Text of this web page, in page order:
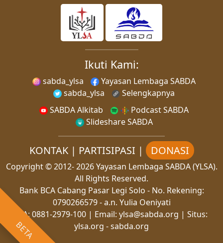
BETA
Ikuti Kami:
sabda_ylsa
Yayasan Lembaga SABDA
sabda_ylsa
Selengkapnya
SABDA Alkitab
Podcast SABDA
Slideshare SABDA
KONTAK| PARTISIPASI | DONASI
Copyright© 2012-2026Yayasan Lembaga SABDA (YLSA).
All Rights Reserved.
Bank BCA Cabang Pasar Legi Solo - No. Rekening:
0790266579 - a.n. Yulia Oeniyati
WA: 0881-2979-100| Email: ylsa@sabda.org | Situs:
ylsa.org -sabda.org